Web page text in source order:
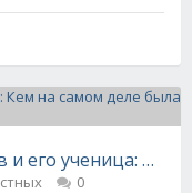
и его ученица: Кем
0